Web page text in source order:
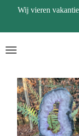
naar
de
Wij vieren